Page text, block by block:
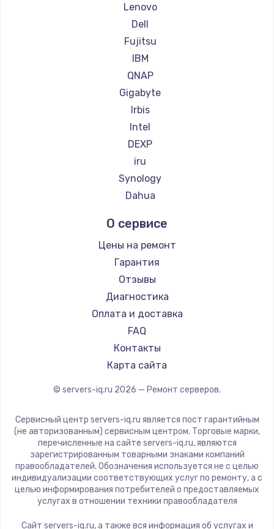
Заказать
Lenovo
Dell
Fujitsu
IBM
QNAP
Gigabyte
Irbis
Intel
DEXP
iru
Synology
Dahua
О сервисе
Цены на ремонт
Гарантия
Отзывы
Диагностика
Оплата и доставка
FAQ
Контакты
Карта сайта
© servers-iq.ru 2026 — Ремонт серверов.
Сервисный центр servers-iq.ru является пост гарантийным
(не авторизованным) сервисным центром. Торговые марки,
перечисленные на сайте servers-iq.ru, являются
зарегистрированным товарными знаками компаний
правообладателей. Обозначения используется не с целью
индивидуализации соответствующих услуг по ремонту, а с
целью информирования потребителей о предоставляемых
услугах в отношении техники правообладателя
Сайт servers-iq.ru, а также вся информация об услугах и